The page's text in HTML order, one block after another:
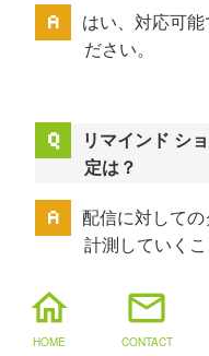
はい、対応可
ださい。
リマインド シ
定は？
配信に対して
計測していくこ
業務システム
home
HOME
mail
CONTACT